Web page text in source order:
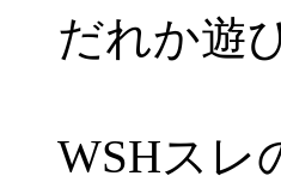
だれか遊
WSHスレ